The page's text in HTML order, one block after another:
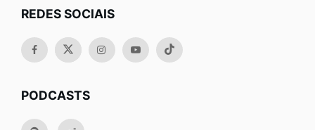
REDES SOCIAIS
PODCASTS